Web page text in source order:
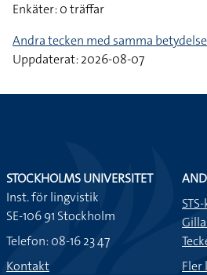
Enkäter: 0 träffar
Andra tecken med samma betydelse
Uppdaterat: 2026-08-07
STOCKHOLMS UNIVERSITET
Inst. för lingvistik
SE-106 91 Stockholm
Telefon: 08-16 23 47
Kontakt
Fler